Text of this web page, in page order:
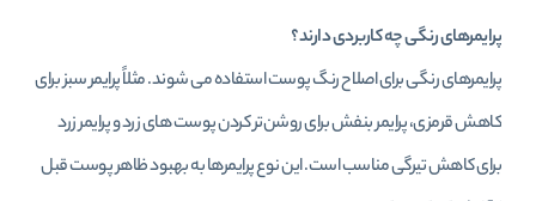
پرایمرهای رنگی چه کاربردی دارند؟
پرایمرهای رنگی برای اصلاح رنگ پوست استفاده می‌ شوند. مثلاً پرایمر سبز برای
کاهش قرمزی، پرایمر بنفش برای روشن‌تر کردن پوست‌ های زرد و پرایمر زرد
برای کاهش تیرگی مناسب است. این نوع پرایمرها به بهبود ظاهر پوست قبل